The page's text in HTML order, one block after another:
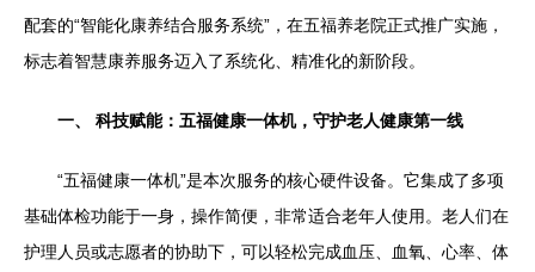
配套的“智能化康养结合服务系统”，在五福养老院正式推广实施，
标志着智慧康养服务迈入了系统化、精准化的新阶段。
一、 科技赋能：五福健康一体机，守护老人健康第一线
“五福健康一体机”是本次服务的核心硬件设备。它集成了多项
基础体检功能于一身，操作简便，非常适合老年人使用。老人们在
护理人员或志愿者的协助下，可以轻松完成血压、血氧、心率、体